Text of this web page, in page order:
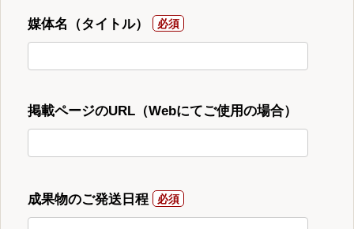
媒体名（タイトル）
掲載ページのURL（Webにてご使用の場合）
成果物のご発送日程